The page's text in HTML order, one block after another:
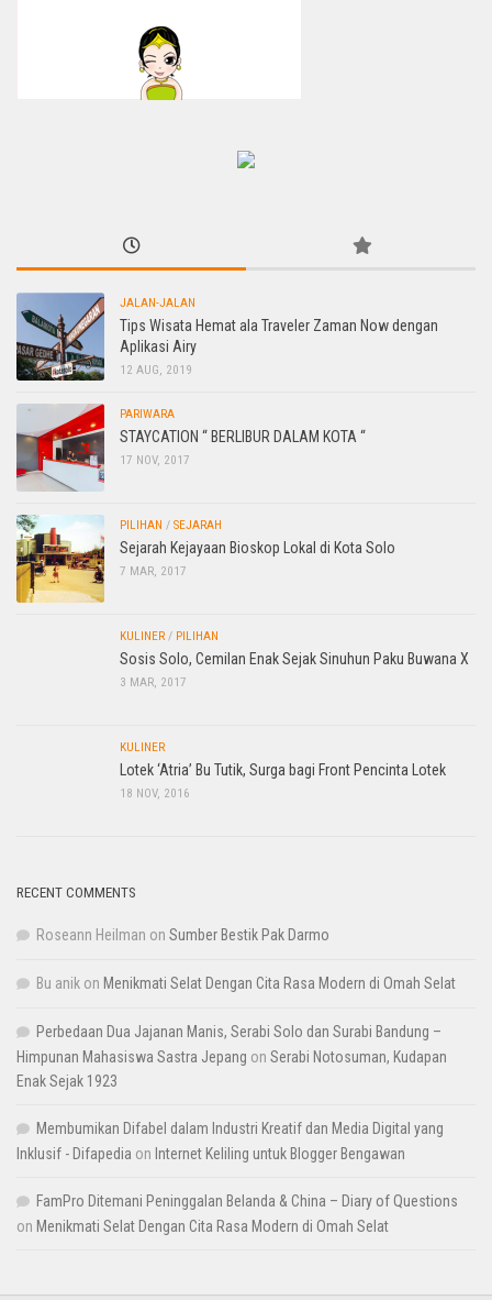
JALAN-JALAN
Tips Wisata Hemat ala Traveler Zaman Now dengan
Aplikasi Airy
12 AUG, 2019
PARIWARA
STAYCATION “ BERLIBUR DALAM KOTA “
17 NOV, 2017
PILIHAN / SEJARAH
Sejarah Kejayaan Bioskop Lokal di Kota Solo
7 MAR, 2017
KULINER / PILIHAN
Sosis Solo, Cemilan Enak Sejak Sinuhun Paku Buwana X
3 MAR, 2017
KULINER
Lotek ‘Atria’ Bu Tutik, Surga bagi Front Pencinta Lotek
18 NOV, 2016
RECENT COMMENTS
Roseann Heilman on Sumber Bestik Pak Darmo
Bu anik on Menikmati Selat Dengan Cita Rasa Modern di Omah Selat
Perbedaan Dua Jajanan Manis, Serabi Solo dan Surabi Bandung –
Himpunan Mahasiswa Sastra Jepang on Serabi Notosuman, Kudapan
Enak Sejak 1923
Membumikan Difabel dalam Industri Kreatif dan Media Digital yang
Inklusif - Difapedia on Internet Keliling untuk Blogger Bengawan
FamPro Ditemani Peninggalan Belanda & China – Diary of Questions
on Menikmati Selat Dengan Cita Rasa Modern di Omah Selat